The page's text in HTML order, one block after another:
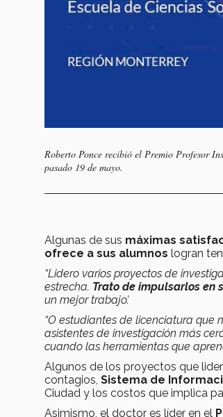
Roberto Ponce recibió el Premio Profesor
pasado 19 de mayo.
Algunas de sus máximas
ofrece a sus alumnos logran
“Lidero varios proyectos de
estrecha. Trato de impulsarlos en
un mejor trabajo’.
“O estudiantes de licenciatura que
asistentes de investigación más
cuando las herramientas que
Algunos de los proyectos que
contagios, Sistema de
Ciudad y los costos que implica
Asimismo, el doctor es líder en el